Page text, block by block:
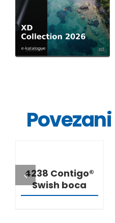
4238 Contigo®
Swish boca